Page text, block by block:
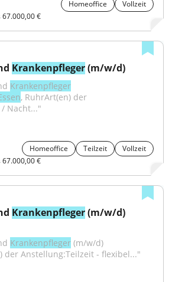
Homeoffice
Vollzeit
67.000,00 €
Krankenpfleger (m/w/d)
Krankenpfleger
, RuhrArt(en) der
Nacht..."
Homeoffice Teilzeit
Vollzeit
67.000,00 €
Krankenpfleger (m/w/d)
Krankenpfleger (m/w/d)
der Anstellung:Teilzeit - flexibel..."